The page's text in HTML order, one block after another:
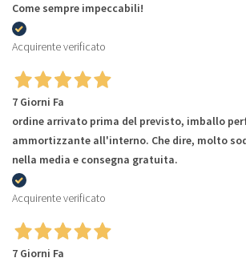
Come sempre impeccabili!
Acquirente verificato
7 Giorni Fa
ordine arrivato prima del previsto, imballo
ammortizzante all'interno. Che dire, molto
nella media e consegna gratuita.
Acquirente verificato
7 Giorni Fa